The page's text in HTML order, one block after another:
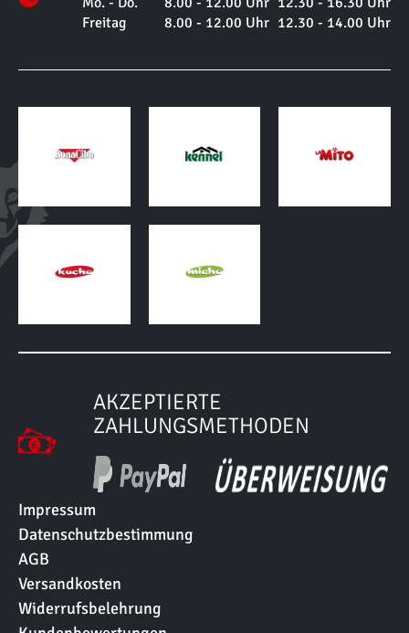
Freitag
8.00 - 12.00 Uhr 12.30 - 14.00 Uhr
AKZEPTIERTE
ZAHLUNGSMETHODEN
Impressum
Datenschutzbestimmung
AGB
Versandkosten
Widerrufsbelehrung